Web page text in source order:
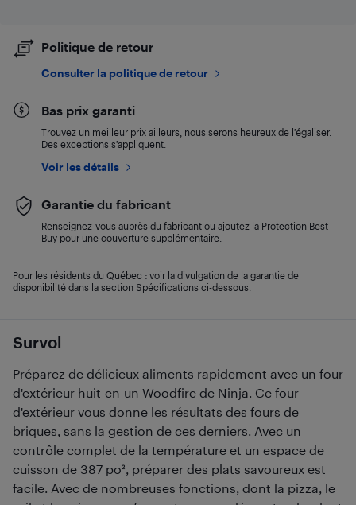
Survol
Préparez de délicieux aliments rapidement avec un four
d'extérieur huit-en-un Woodfire de Ninja. Ce four
d'extérieur vous donne les résultats des fours de
briques, sans la gestion de ces derniers. Avec un
contrôle complet de la température et un espace de
cuisson de 387 po², préparer des plats savoureux est
facile. Avec de nombreuses fonctions, dont la pizza, le
Politique de retour
Consulter la politique de retour
Bas prix garanti
Trouvez un meilleur prix ailleurs, nous serons heureux de l’égaliser.
Des exceptions s’appliquent.
Voir les détails
Garantie du fabricant
Renseignez-vous auprès du fabricant ou ajoutez la Protection Best
Buy pour une couverture supplémentaire.
Pour les résidents du Québec : voir la divulgation de la garantie de
disponibilité dans la section Spécifications ci-dessous.